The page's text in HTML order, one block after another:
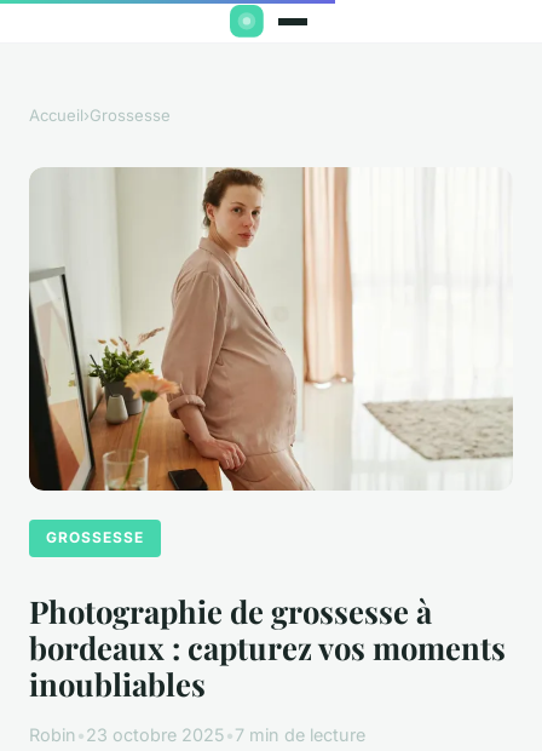
Accueil›Grossesse
GROSSESSE
Photographie de grossesse à
bordeaux : capturez vos moments
inoubliables
Robin•23 octobre 2025•7 min de lecture